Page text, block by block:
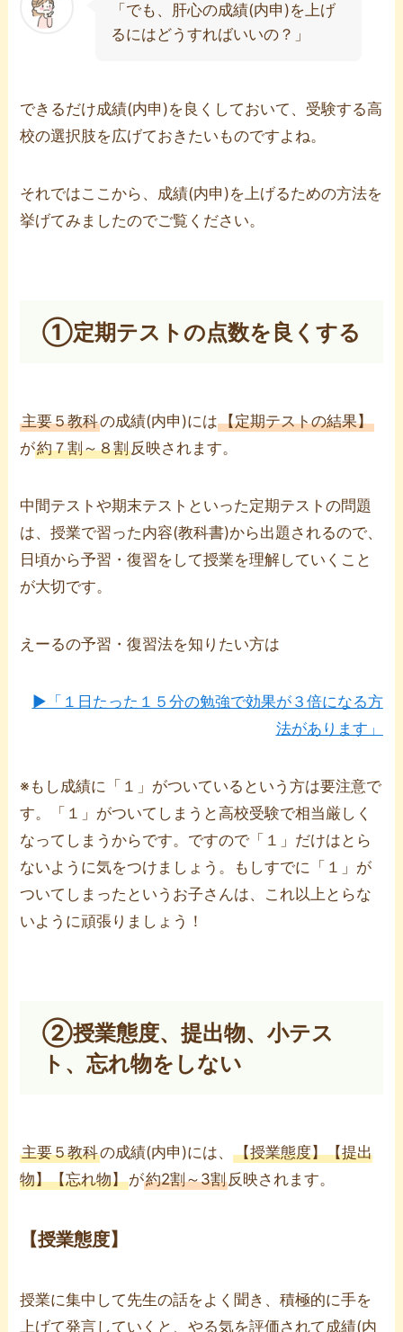
「でも、肝心の成績(内申)を上げ
るにはどうすればいいの？」
できるだけ成績(内申)を良くしておいて、受験する高
校の選択肢を広げておきたいものですよね。
それではここから、成績(内申)を上げるための方法を
挙げてみましたのでご覧ください。
①定期テストの点数を良くする
主要５教科の成績(内申)には【定期テストの結果】
が約７割～８割反映されます。
中間テストや期末テストといった定期テストの問題
は、授業で習った内容(教科書)から出題されるので、
日頃から予習・復習をして授業を理解していくこと
が大切です。
えーるの予習・復習法を知りたい方は
▶「１日たった１５分の勉強で効果が３倍になる方
法があります」
※もし成績に「１」がついているという方は要注意で
す。「１」がついてしまうと高校受験で相当厳しく
なってしまうからです。ですので「１」だけはとら
ないように気をつけましょう。もしすでに「１」が
ついてしまったというお子さんは、これ以上とらな
いように頑張りましょう！
②授業態度、提出物、小テス
ト、忘れ物をしない
主要５教科の成績(内申)には、【授業態度】【提出
物】【忘れ物】が約2割～3割反映されます。
【授業態度】
授業に集中して先生の話をよく聞き、積極的に手を
上げて発言していくと、やる気を評価されて成績(内